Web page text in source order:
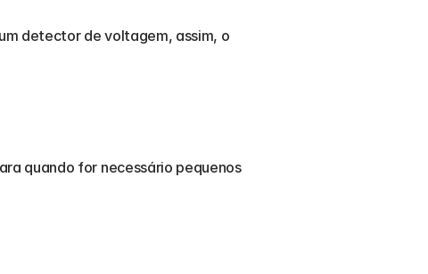
detector de voltagem, assim, o
quando for necessário pequenos